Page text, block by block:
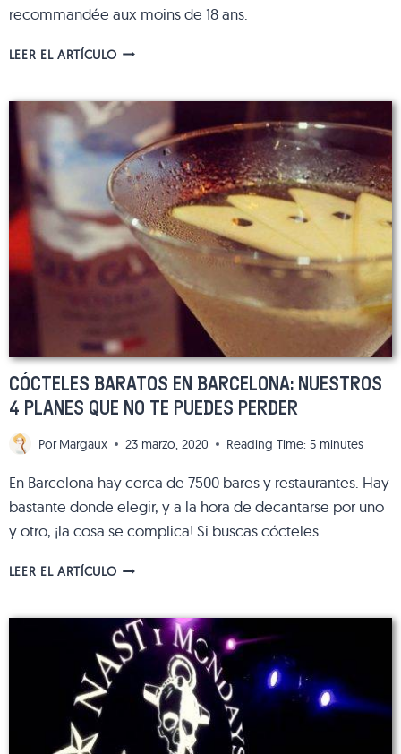
recommandée aux moins de 18 ans.
LEER EL ARTÍCULO¡LOS
DE
BARCELONA
AMBIENTADOS
EN
EL
TEMA
DEL
CINE
LAS
SERIES!
CÓCTELES BARATOS EN BARCELONA: NUESTROS
4 PLANES QUE NO TE PUEDES PERDER
Por Margaux 23 marzo, 2020 Reading Time: 5 minutes
En Barcelona hay cerca de 7500 bares y restaurantes. Hay
bastante donde elegir, y a la hora de decantarse por uno
y otro, ¡la cosa se complica! Si buscas cócteles…
LEER EL ARTÍCULOCÓCTELES
BARCELONA:
NUESTROS
4
PLANES
QUE